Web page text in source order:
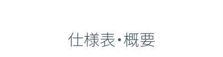
仕様表・概要